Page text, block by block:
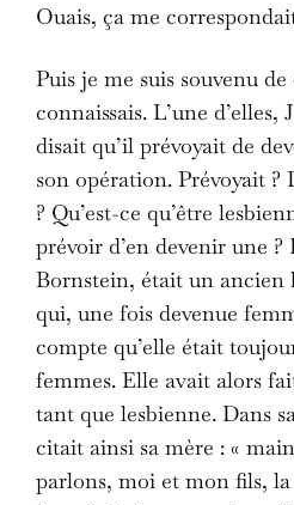
Ouais, ça me
Puis je me suis souvenu
connaissais. L’une d’elles,
disait qu’il prévoyait de
son opération. Prévoyait ?
? Qu’est-ce qu’être
prévoir d’en devenir une ?
Bornstein, était un ancien
qui, une fois devenue
compte qu’elle était
femmes. Elle avait alors
tant que lesbienne. Dans
citait ainsi sa mère : «
parlons, moi et mon fils, la